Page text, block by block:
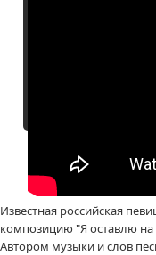
Известная российская
композицию "Я оставлю
Автором музыки и слов